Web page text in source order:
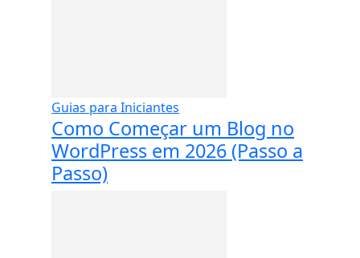
Guias para Iniciantes
Como Começar um Blog no
WordPress em 2026 (Passo a
Passo)